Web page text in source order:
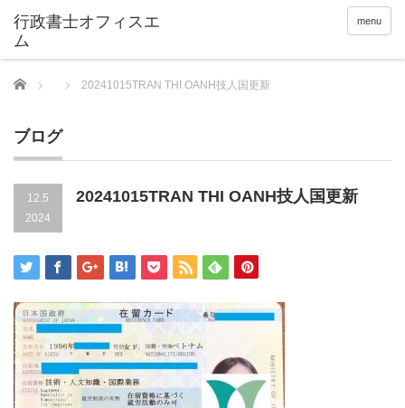
menu
Home 20241015TRAN THI OANH技人国更新
ブログ
12.5
2024
20241015TRAN THI OANH技人国更新